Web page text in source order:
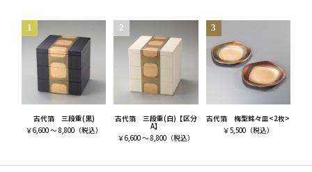
ぜひお選びください。
古代箔 三段重(黒)
￥6,600 ～ 8,800（税込）
古代箔 三段重(白)【区分
A】
￥6,600 ～ 8,800（税込）
古代箔 梅型銘々皿<2枚>
￥5,500（税込）